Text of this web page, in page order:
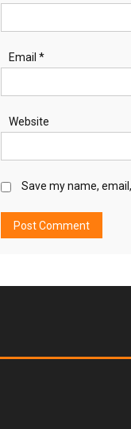
Email *
Website
Save my name,